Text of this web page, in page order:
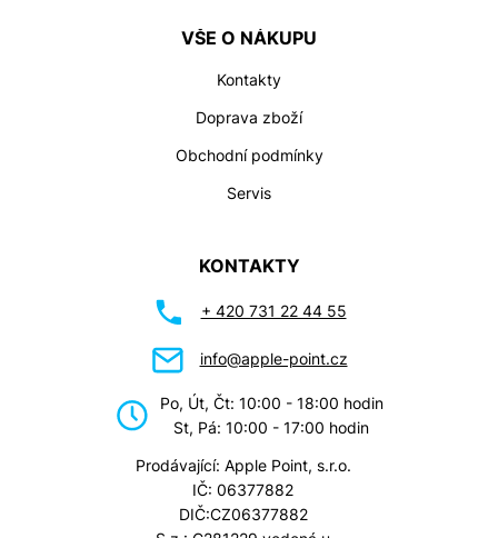
VŠE O NÁKUPU
Kontakty
Doprava zboží
Obchodní podmínky
Servis
KONTAKTY
+ 420 731 22 44 55
info@apple-point.cz
Po, Út, Čt: 10:00 - 18:00 hodin
St, Pá: 10:00 - 17:00 hodin
Prodávající: Apple Point, s.r.o.
IČ: 06377882
DIČ:CZ06377882